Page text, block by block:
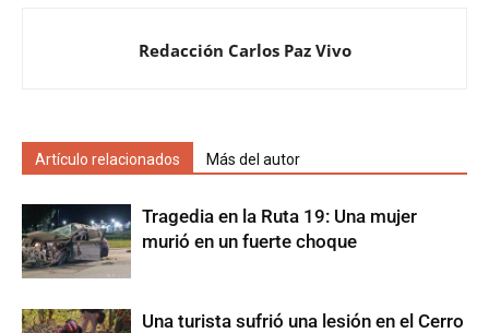
Redacción Carlos Paz Vivo
Artículo relacionados Más del autor
Tragedia en la Ruta 19: Una mujer
murió en un fuerte choque
Una turista sufrió una lesión en el Cerro